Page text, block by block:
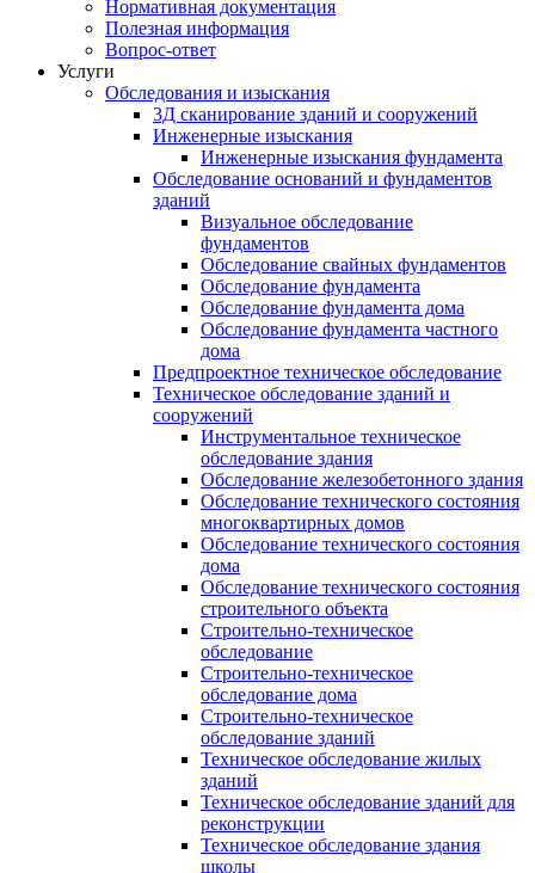
Нормативная документация
Полезная информация
Вопрос-ответ
Услуги
Обследования и изыскания
3Д сканирование зданий и сооружений
Инженерные изыскания
Инженерные изыскания фундамента
Обследование оснований и фундаментов
зданий
Визуальное обследование
фундаментов
Обследование свайных фундаментов
Обследование фундамента
Обследование фундамента дома
Обследование фундамента частного
дома
Предпроектное техническое обследование
Техническое обследование зданий и
сооружений
Инструментальное техническое
обследование здания
Обследование железобетонного здания
Обследование технического состояния
многоквартирных домов
Обследование технического состояния
дома
Обследование технического состояния
строительного объекта
Строительно-техническое
обследование
Строительно-техническое
обследование дома
Строительно-техническое
обследование зданий
Техническое обследование жилых
зданий
Техническое обследование зданий для
реконструкции
Техническое обследование здания
школы